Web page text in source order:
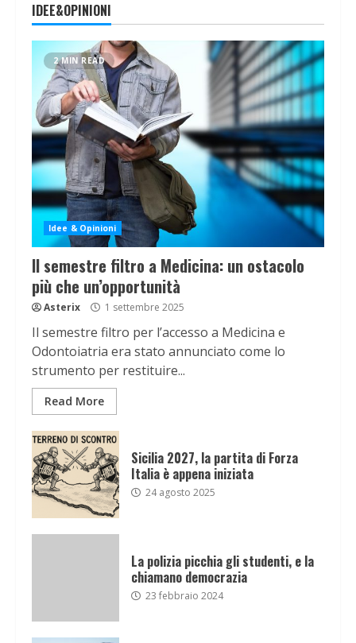
IDEE&OPINIONI
2 MIN READ
Idee & Opinioni
Il semestre filtro a Medicina: un ostacolo
più che un’opportunità
Asterix 1 settembre 2025
Il semestre filtro per l’accesso a Medicina e
Odontoiatria era stato annunciato come lo
strumento per restituire...
Read More
Sicilia 2027, la partita di Forza
Italia è appena iniziata
24 agosto 2025
La polizia picchia gli studenti, e la
chiamano democrazia
23 febbraio 2024